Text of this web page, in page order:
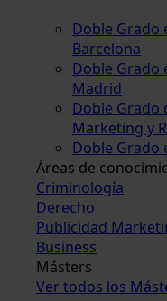
Doble Grado
Barcelona
Doble Grado
Madrid
Doble Grado
Marketing y
Doble Grado
Áreas de
Criminología
Derecho
Publicidad
Business
Másters
Ver todos los